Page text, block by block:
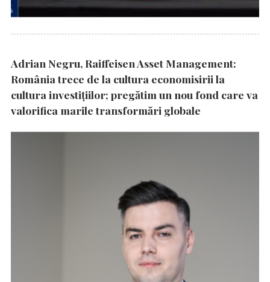
Adrian Negru, Raiffeisen Asset Management:
România trece de la cultura economisirii la
cultura investițiilor; pregătim un nou fond care va
valorifica marile transformări globale